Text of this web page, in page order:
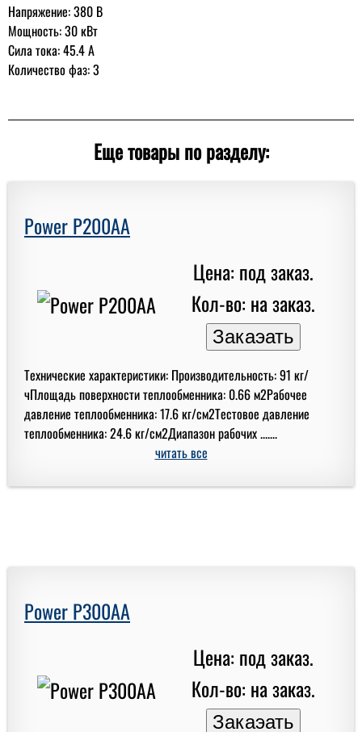
Напряжение: 380 В
Мощность: 30 кВт
Сила тока: 45.4 А
Количество фаз: 3
Еще товары по разделу:
Power P200AA
Цена: под заказ.
Кол-во: на заказ.
Технические характеристики: Производительность: 91 кг/
чПлощадь поверхности теплообменника: 0.66 м2Рабочее
давление теплообменника: 17.6 кг/см2Тестовое давление
теплообменника: 24.6 кг/см2Диапазон рабочих .......
читать все
Power P300AA
Цена: под заказ.
Кол-во: на заказ.